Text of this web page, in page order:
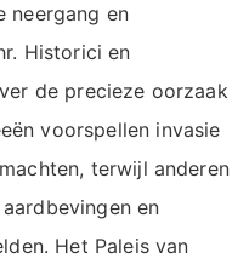
neergang en
Historici en
de precieze oorzaak
voorspellen invasie
terwijl anderen
en
Het Paleis van